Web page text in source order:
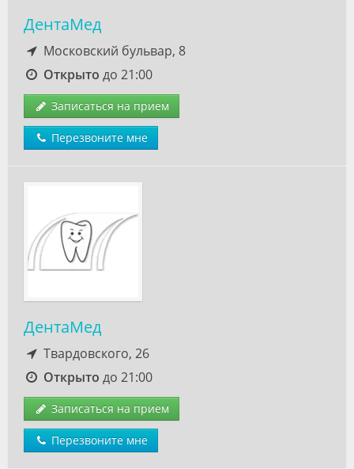
ДентаМед
Московский бульвар, 8
Открыто до 21:00
Записаться на прием
Перезвоните мне
ДентаМед
Твардовского, 26
Открыто до 21:00
Записаться на прием
Перезвоните мне